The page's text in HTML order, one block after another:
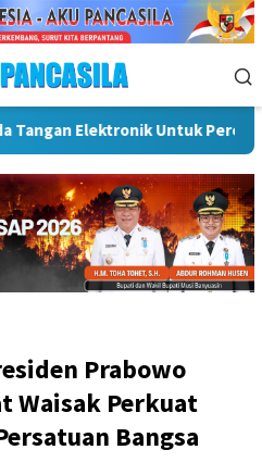
Ratu Dewa Tekankan
Prabowo
Waisak Perkuat
Bangsa